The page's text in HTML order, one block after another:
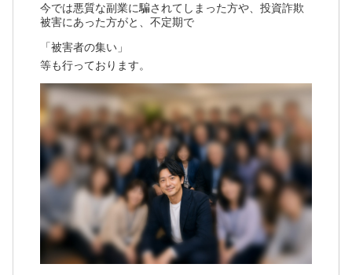
今では悪質な副業に騙されてしまった方や、投資詐欺
被害にあった方がと、不定期で
「被害者の集い」
等も行っております。